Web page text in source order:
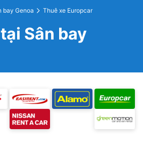
bay Genoa Thuê xe Europcar
Sân bay